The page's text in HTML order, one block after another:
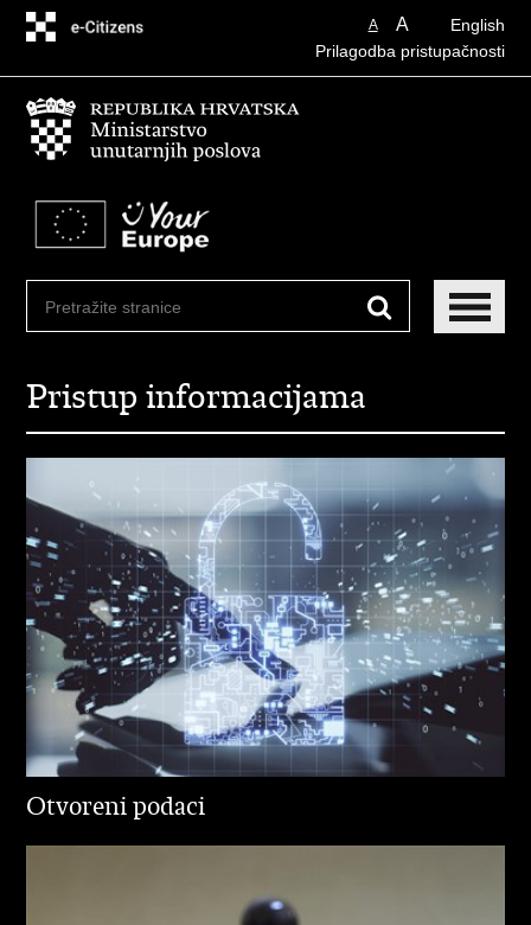
sadržaj
English
A A
Prilagodba pristupačnosti
Pristup informacijama
Otvoreni podaci